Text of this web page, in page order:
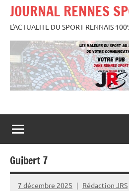
JOURNAL RENNES
L'ACTUALITE DU SPORT RENNAIS
Guibert 7
7 décembre 2025 Rédaction JRS